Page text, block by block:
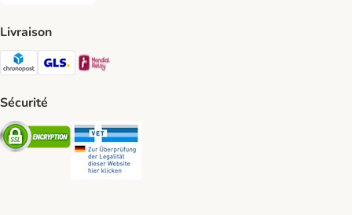
Livraison
Chronopost Shipping Method
GLS Shipping Method
Sécurité
Security